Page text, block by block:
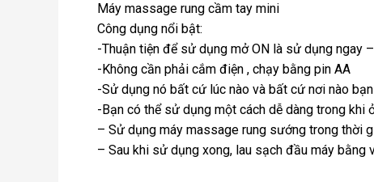
Máy massage rung cầm tay mini
Công dụng nổi bật:
-Thuận tiện để sử dụng mở ON là sử dụng ngay
-Không cần phải cắm điện , chạy bằng pin AA
-Sử dụng nó bất cứ lúc nào và bất cứ nơi nào
-Bạn có thể sử dụng một cách dễ dàng trong khi
– Sử dụng máy massage rung sướng trong thời
– Sau khi sử dụng xong, lau sạch đầu máy bằng